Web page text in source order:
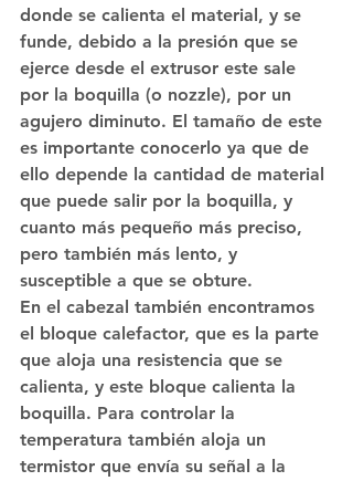
donde se calienta el material, y se
funde, debido a la presión que se
ejerce desde el extrusor este sale
por la boquilla (o nozzle), por un
agujero diminuto. El tamaño de este
es importante conocerlo ya que de
ello depende la cantidad de material
que puede salir por la boquilla, y
cuanto más pequeño más preciso,
pero también más lento, y
susceptible a que se obture.
En el cabezal también encontramos
el bloque calefactor, que es la parte
que aloja una resistencia que se
calienta, y este bloque calienta la
boquilla. Para controlar la
temperatura también aloja un
termistor que envía su señal a la